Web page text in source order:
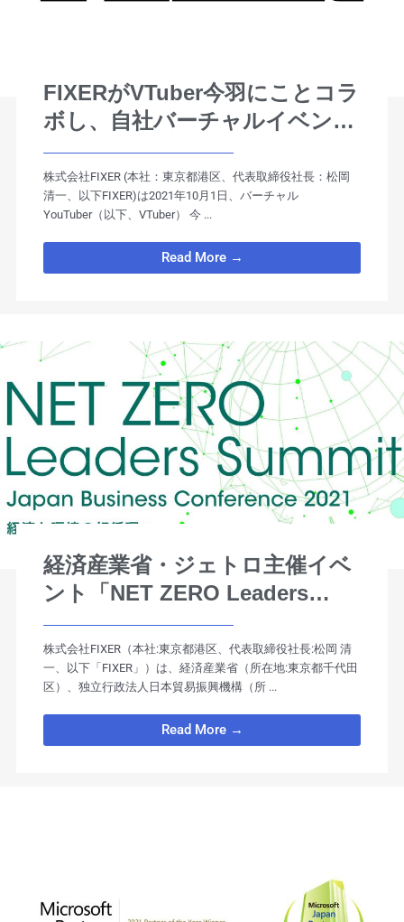
FIXERがVTuber今羽にことコラ
ボし、自社バーチャルイベント
基盤でバーチャル内定式を実施
株式会社FIXER (本社：東京都港区、代表取締役社⻑：松岡
清⼀、以下FIXER)は2021年10月1日、バーチャル
YouTuber（以下、VTuber） 今 ...
Read More →
経済産業省・ジェトロ主催イベ
ント「NET ZERO Leaders
Summit」がFIXERのバーチャ
ルイベントプラットフォームを
採用
株式会社FIXER（本社:東京都港区、代表取締役社長:松岡 清
一、以下「FIXER」）は、経済産業省（所在地:東京都千代田
区）、独立行政法人日本貿易振興機構（所 ...
Read More →